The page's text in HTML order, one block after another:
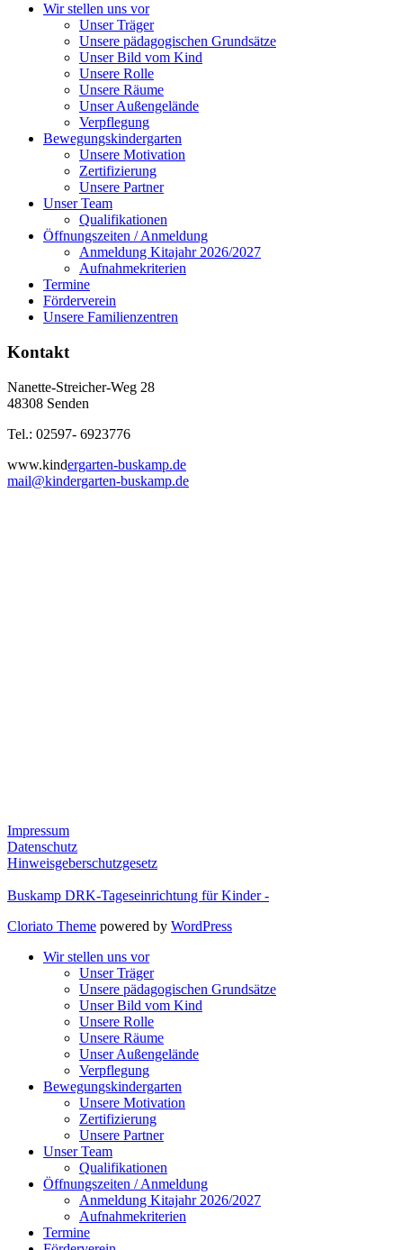
Wir stellen uns vor
Unser Träger
Unsere pädagogischen Grundsätze
Unser Bild vom Kind
Unsere Rolle
Unsere Räume
Unser Außengelände
Verpflegung
Bewegungskindergarten
Unsere Motivation
Zertifizierung
Unsere Partner
Unser Team
Qualifikationen
Öffnungszeiten / Anmeldung
Anmeldung Kitajahr 2026/2027
Aufnahmekriterien
Termine
Förderverein
Unsere Familienzentren
Kontakt
Nanette-Streicher-Weg 28
48308 Senden
Tel.: 02597- 6923776
www.kindergarten-buskamp.de
mail@kindergarten-buskamp.de
Impressum
Datenschutz
Hinweisgeberschutzgesetz
Buskamp DRK-Tageseinrichtung für Kinder -
Cloriato Theme powered by WordPress
Wir stellen uns vor
Unser Träger
Unsere pädagogischen Grundsätze
Unser Bild vom Kind
Unsere Rolle
Unsere Räume
Unser Außengelände
Verpflegung
Bewegungskindergarten
Unsere Motivation
Zertifizierung
Unsere Partner
Unser Team
Qualifikationen
Öffnungszeiten / Anmeldung
Anmeldung Kitajahr 2026/2027
Aufnahmekriterien
Termine